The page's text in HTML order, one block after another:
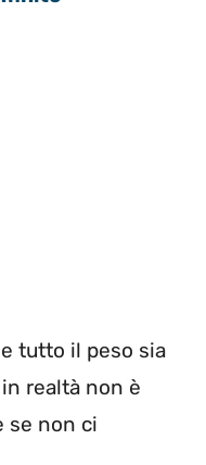
tutto il peso sia
realtà non è
se non ci